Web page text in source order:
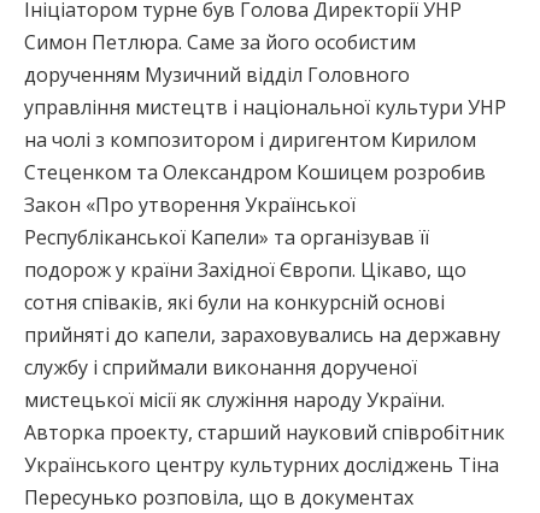
Ініціатором турне був Голова Директорії УНР
Симон Петлюра. Саме за його особистим
дорученням Музичний відділ Головного
управління мистецтв і національної культури УНР
на чолі з композитором і диригентом Кирилом
Стеценком та Олександром Кошицем розробив
Закон «Про утворення Української
Республіканської Капели» та організував її
подорож у країни Західної Європи. Цікаво, що
сотня співаків, які були на конкурсній основі
прийняті до капели, зараховувались на державну
службу і сприймали виконання дорученої
мистецької місії як служіння народу України.
Авторка проекту, старший науковий співробітник
Українського центру культурних досліджень Тіна
Пересунько розповіла, що в документах